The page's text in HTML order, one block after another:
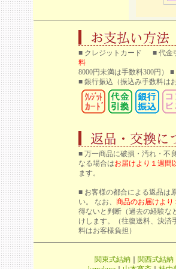
■ クレジットカード ■ 代金
料
8000円未満は手数料300円）
■ 銀行振込 （振込み手数料は
■ 万一商品に破損・汚れ・不
なる場合はお届けより１週間
ます。
■ お客様の都合による返品は
い。 なお、 商品のお届けよ
得ないと判断（過去の経験な
けします。（往復送料、決済
料はお客様負担）
関東式結納 関西式結納